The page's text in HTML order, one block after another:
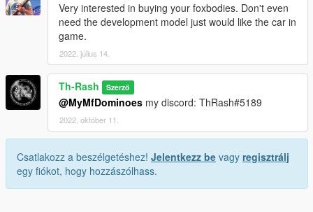
Very interested in buying your foxbodies. Don't even
need the development model just would like the car in
game.
2022. július 14.
Th-Rash Szerző
@MyMfDominoes my discord: ThRash#5189
2022. október 11.
Csatlakozz a beszélgetéshez! Jelentkezz be vagy regisztrálj
egy fiókot, hogy hozzászólhass.